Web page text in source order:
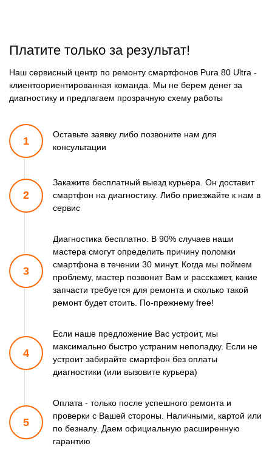
Платите только за результат!
Наш сервисный центр по ремонту смартфонов Pura 80 Ultra -
клиентоориентированная команда. Мы не берем денег за
диагностику и предлагаем прозрачную схему работы
1
Оставьте заявку либо позвоните нам для
консультации
2
Закажите бесплатный выезд курьера. Он доставит
смартфон на диагностику. Либо приезжайте к нам в
сервис
3
Диагностика бесплатно. В 90% случаев наши
мастера смогутопределить причину поломки
смартфона в течении 30 минут. Когда мы поймем
проблему, мастер позвонит Вам и расскажет, какие
запчасти требуется для ремонта и сколько такой
ремонтбудет стоить. По-прежнему free!
4
Если наше предложение Вас устроит, мы
максимально быстро устраним неполадку. Если не
устроит забирайте смартфон без оплаты
диагностики (или вызовите курьера)
5
Оплата - только после успешного ремонта и
проверки с Вашей стороны. Наличными, картой или
по безналу. Даем официальную расширенную
гарантию